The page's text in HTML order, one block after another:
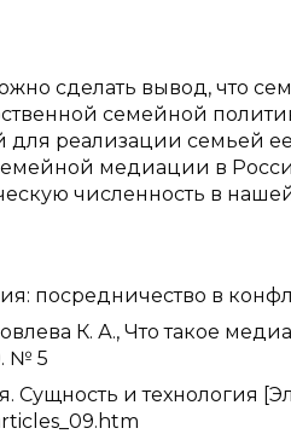
сделать вывод, что
семейной
для реализации семьей
медиации в
численность в
посредничество в
К. А., Что такое
№ 5
Сущность и технология